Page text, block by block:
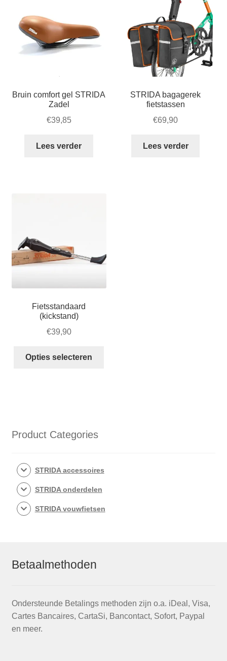
Bruin comfort gel STRIDA
Zadel
€39,85
Lees verder
STRIDA bagagerek
fietstassen
€69,90
Lees verder
Fietsstandaard
(kickstand)
€39,90
Opties selecteren
Product Categories
STRIDA accessoires
STRIDA onderdelen
STRIDA vouwfietsen
Betaalmethoden
Ondersteunde Betalings methoden zijn o.a. iDeal, Visa,
Cartes Bancaires, CartaSi, Bancontact, Sofort, Paypal
en meer.